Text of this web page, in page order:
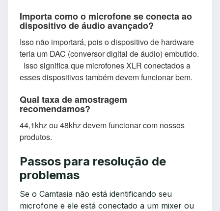
Importa como o microfone se conecta ao
dispositivo de áudio avançado?
Isso não importará, pois o dispositivo de hardware
teria um DAC (conversor digital de áudio) embutido.
Isso significa que microfones XLR conectados a
esses dispositivos também devem funcionar bem.
Qual taxa de amostragem
recomendamos?
44,1khz ou 48khz devem funcionar com nossos
produtos.
Passos para resolução de
problemas
Se o Camtasia não está identificando seu
microfone e ele está conectado a um mixer ou